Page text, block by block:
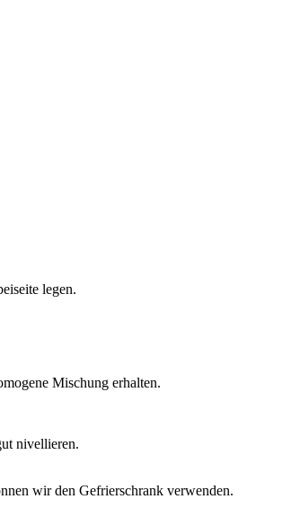
legen.
Mischung erhalten.
nivellieren.
wir den Gefrierschrank verwenden.